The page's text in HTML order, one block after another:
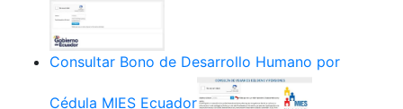
Consultar Bono de Desarrollo Humano por
Cédula MIES Ecuador